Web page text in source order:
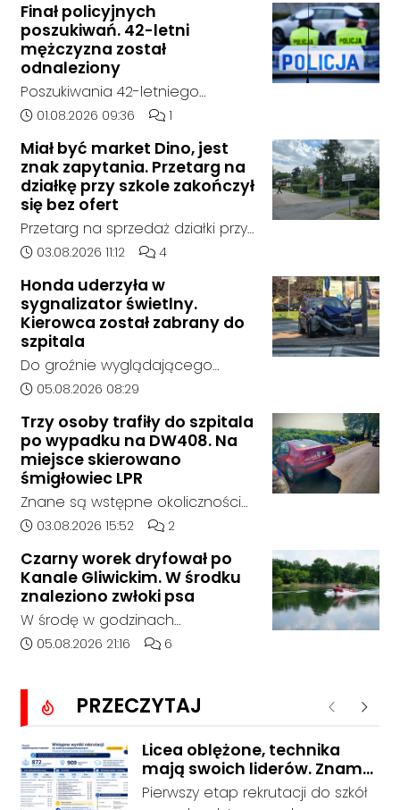
Finał policyjnych
poszukiwań. 42-letni
mężczyzna został
odnaleziony
Poszukiwania 42-letniego
mężczyzny zostały zakończone.
policja, został on odnaleziony w
sobotę, 1 sierpnia, na terenie
kompleksu leśnego w powiecie
raciborskim, w województwie
śląskim.
Data dodania artykułu:
01.08.2026 09:36 Liczba komentarzy artykułu:
1
Miał być market Dino, jest
znak zapytania. Przetarg na
działkę przy szkole zakończył
się bez ofert
Przetarg na sprzedaż działki przy
Zespole Szkół Technicznych i
Kędzierzynie-Koźlu zakończył się
bez rozstrzygnięcia. Mimo
wcześniejszego zainteresowania
terenem ze strony sieci Dino, do
postępowania nie zgłosił się
żaden oferent.
Data dodania artykułu:
03.08.2026 11:12 Liczba komentarzy artykułu:
4
Honda uderzyła w
sygnalizator świetlny.
Kierowca został zabrany do
szpitala
Do groźnie wyglądającego
zdarzenia drogowego doszło w
godziny 6:30 kierujący
samochodem marki Honda
zjechał z drogi i uderzył w
sygnalizator świetlny.
Data dodania artykułu:
05.08.2026 08:29
Trzy osoby trafiły do szpitala
po wypadku na DW408. Na
miejsce skierowano
śmigłowiec LPR
Znane są wstępne okoliczności
zdarzenia drogowego, do
14:30 na drodze wojewódzkiej nr
408 pomiędzy Starym Koźlem a
Bierawą.
Data dodania artykułu:
03.08.2026 15:52 Liczba komentarzy artykułu:
2
Czarny worek dryfował po
Kanale Gliwickim. W środku
znaleziono zwłoki psa
W środę w godzinach
popołudniowych służby zostały
Gliwicki po zgłoszeniu od
zaniepokojonego świadka.
Osoba zgłaszająca zauważyła
unoszący się na wodzie czarny
worek, którego zawartość
wzbudziła jej niepokój.
Data dodania artykułu:
05.08.2026 21:16 Liczba komentarzy artykułu:
6
PRZECZYTAJ Poprzednie
Licea oblężone, technika
mają swoich liderów. Znamy
wstępne wyniki rekrutacji do
Pierwszy etap rekrutacji do szkół